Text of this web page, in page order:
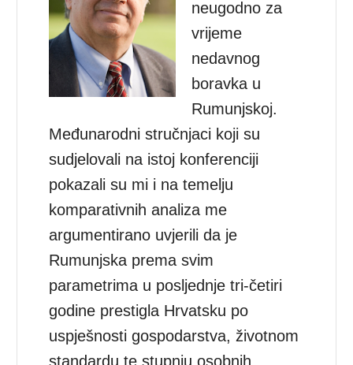
neugodno za
vrijeme
nedavnog
boravka u
Rumunjskoj.
Međunarodni stručnjaci koji su
sudjelovali na istoj konferenciji
pokazali su mi i na temelju
komparativnih analiza me
argumentirano uvjerili da je
Rumunjska prema svim
parametrima u posljednje tri-četiri
godine prestigla Hrvatsku po
uspješnosti gospodarstva, životnom
standardu te stupnju osobnih,